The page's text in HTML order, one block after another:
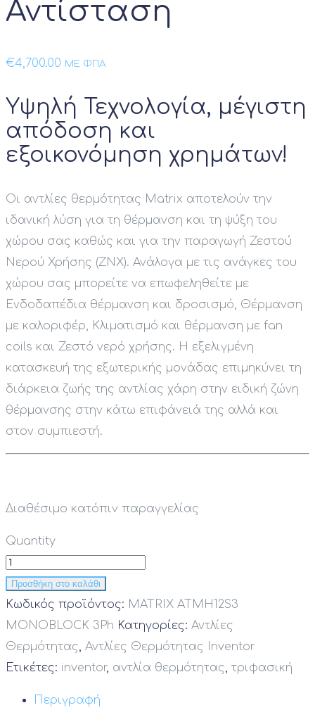
Αντίσταση
€4,700.00 ΜΕ ΦΠΑ
Υψηλή Τεχνολογία, μέγιστη
απόδοση και
εξοικονόμηση χρημάτων!
Οι αντλίες θερμότητας Matrix αποτελούν την
ιδανική λύση για τη θέρμανση και τη ψύξη του
χώρου σας καθώς και για την παραγωγή Ζεστού
Νερού Χρήσης (ΖΝΧ). Ανάλογα με τις ανάγκες του
χώρου σας μπορείτε να επωφεληθείτε με
Ενδοδαπέδια θέρμανση και δροσισμό, Θέρμανση
με καλοριφέρ, Κλιματισμό και θέρμανση με fan
coils και Ζεστό νερό χρήσης. Η εξελιγμένη
κατασκευή της εξωτερικής μονάδας επιμηκύνει τη
διάρκεια ζωής της αντλίας χάρη στην ειδική ζώνη
θέρμανσης στην κάτω επιφάνειά της αλλά και
στον συμπιεστή.
Διαθέσιμο κατόπιν παραγγελίας
Quantity
Προσθήκη στο καλάθι
Κωδικός προϊόντος: MATRIX ATMH12S3
MONOBLOCK 3Ph Κατηγορίες: Αντλίες
Θερμότητας, Αντλίες Θερμότητας Inventor
Ετικέτες: inventor, αντλία θερμότητας, τριφασική
Περιγραφή